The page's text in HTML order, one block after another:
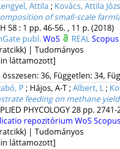
Attila ; Kovács, Attila
of small-scale
58: 1 pp. 46-56. , 11 p. (2018)
publ. WoS REALScopus
| Tudományos
láttamozott]
36, Független: 34,
P ; Hájos, A-T; Albert, L;
feeding on methane
PHYCOLOGY28 pp.
repozitórium WoS
| Tudományos
láttamozott]